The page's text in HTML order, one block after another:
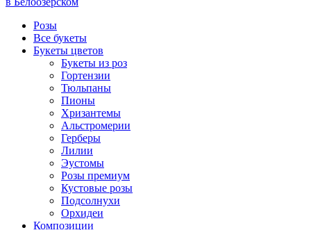
Розы
Все букеты
Букеты цветов
Букеты из роз
Гортензии
Тюльпаны
Пионы
Хризантемы
Альстромерии
Герберы
Лилии
Эустомы
Розы премиум
Кустовые розы
Подсолнухи
Орхидеи
Композиции